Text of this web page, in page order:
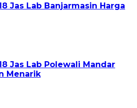
Jas Lab Banjarmasin Harga
Jas Lab Polewali Mandar
Menarik